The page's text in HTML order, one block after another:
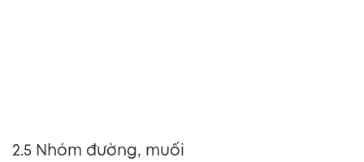
2.5 Nhóm đường, muối